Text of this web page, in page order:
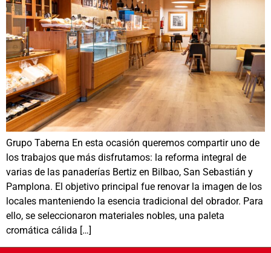
Grupo Taberna En esta ocasión queremos compartir uno de
los trabajos que más disfrutamos: la reforma integral de
varias de las panaderías Bertiz en Bilbao, San Sebastián y
Pamplona. El objetivo principal fue renovar la imagen de los
locales manteniendo la esencia tradicional del obrador. Para
ello, se seleccionaron materiales nobles, una paleta
cromática cálida […]